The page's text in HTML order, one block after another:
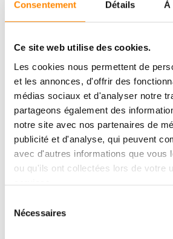
Consentement Détails À
Ce site web utilise des cookies.
Les cookies nous permettent de
et les annonces, d'offrir des
médias sociaux et d'analyser notre
partageons également des
notre site avec nos partenaires de
publicité et d'analyse, qui peuvent
avec d'autres informations que vous
ou qu'ils ont collectées lors de votre
Nécessaires